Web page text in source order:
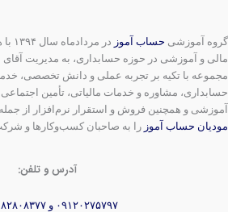
گروه آموزشی حساب آموز
در
مالی و آموزشی در حوزه حسابداری، به مدیریت
مجموعه با تکیه بر تجربه عملی و دانش تخصصی،
حسابداری، مشاوره و خدمات مالیاتی، تأمین
آموزشی و همچنین فروش و استقرار نرم‌افزار از جمله
مودیان حساب آموز را به صاحبان کسب‌وکارها و
آدرس و تلفن:
۰۹۱۲۰۲۷۵۷۹۷ و ۸۲۸۰۸۳۷۷ - ۰۲۱